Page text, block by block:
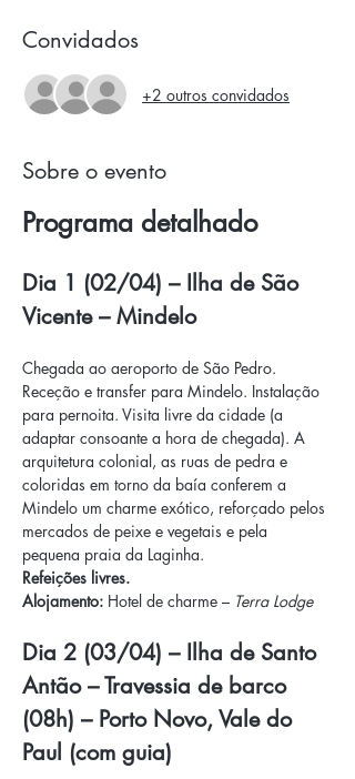
Convidados
+2 outros convidados
Sobre o evento
Programa detalhado
Dia 1 (02/04) – Ilha de São
Vicente – Mindelo
Chegada ao aeroporto de São Pedro.
Receção e transfer para Mindelo. Instalação
para pernoita. Visita livre da cidade (a
adaptar consoante a hora de chegada). A
arquitetura colonial, as ruas de pedra e
coloridas em torno da baía conferem a
Mindelo um charme exótico, reforçado pelos
mercados de peixe e vegetais e pela
pequena praia da Laginha.
Refeições livres.
Alojamento: Hotel de charme – Terra Lodge
Dia 2 (03/04) – Ilha de Santo
Antão – Travessia de barco
(08h) – Porto Novo, Vale do
Paul (com guia)